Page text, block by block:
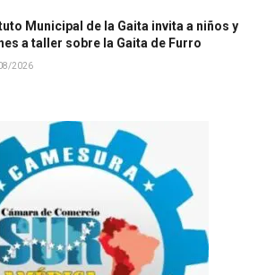
Municipal de la Gaita invita a niños y
a taller sobre la Gaita de Furro
2026